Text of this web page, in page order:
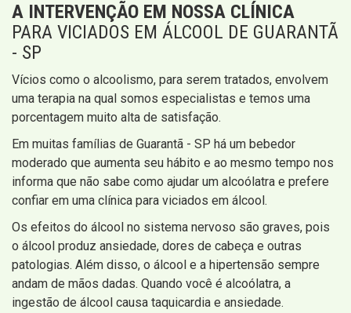
A INTERVENÇÃO EM NOSSA CLÍNICA
PARA VICIADOS EM ÁLCOOL DE GUARANTÃ
- SP
Vícios como o alcoolismo, para serem tratados, envolvem
uma terapia na qual somos especialistas e temos uma
porcentagem muito alta de satisfação.
Em muitas famílias de Guarantã - SP há um bebedor
moderado que aumenta seu hábito e ao mesmo tempo nos
informa que não sabe como ajudar um alcoólatra e prefere
confiar em uma clínica para viciados em álcool.
Os efeitos do álcool no sistema nervoso são graves, pois
o álcool produz ansiedade, dores de cabeça e outras
patologias. Além disso, o álcool e a hipertensão sempre
andam de mãos dadas. Quando você é alcoólatra, a
ingestão de álcool causa taquicardia e ansiedade.